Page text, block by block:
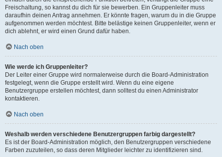
Freischaltung, so kannst du dich für sie bewerben. Ein Gruppenleiter muss
daraufhin deinen Antrag annehmen. Er könnte fragen, warum du in die Gruppe
aufgenommen werden möchtest. Bitte belästige keinen Gruppenleiter, wenn er
dich ablehnt, er wird einen Grund dafür haben.
Nach oben
Wie werde ich Gruppenleiter?
Der Leiter einer Gruppe wird normalerweise durch die Board-Administration
festgelegt, wenn die Gruppe erstellt wird. Wenn du eine eigene
Benutzergruppe erstellen möchtest, dann solltest du einen Administrator
kontaktieren.
Nach oben
Weshalb werden verschiedene Benutzergruppen farbig dargestellt?
Es ist der Board-Administration möglich, den Benutzergruppen verschiedene
Farben zuzuteilen, so dass deren Mitglieder leichter zu identifizieren sind.